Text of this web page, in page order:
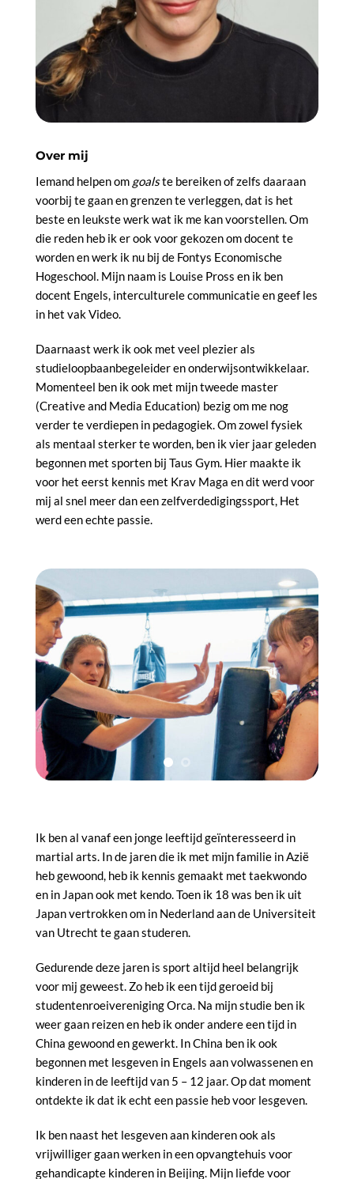
Over mij
Iemand helpen om goalste bereiken of zelfs daaraan
voorbij te gaan en grenzen te verleggen, dat is het
beste en leukste werk wat ik me kan voorstellen. Om
die reden heb ik er ook voor gekozen om docent te
worden en werk ik nu bij de Fontys Economische
Hogeschool. Mijn naam is Louise Pross en ik ben
docent Engels, interculturele communicatie en geef les
in het vak Video.
Daarnaast werk ik ook met veel plezier als
studieloopbaanbegeleider en onderwijsontwikkelaar.
Momenteel ben ik ook met mijn tweede master
(Creative and Media Education) bezig om me nog
verder te verdiepen in pedagogiek. Om zowel fysiek
als mentaal sterker te worden, ben ik vier jaar geleden
begonnen met sporten bij Taus Gym. Hier maakte ik
voor het eerst kennis met Krav Maga en dit werd voor
mij al snel meer dan een zelfverdedigingssport, Het
werd een echte passie.
Ik ben al vanaf een jonge leeftijd geïnteresseerd in
martial arts. In de jaren die ik met mijn familie in Azië
heb gewoond, heb ik kennis gemaakt met taekwondo
en in Japan ook met kendo. Toen ik 18 was ben ik uit
Japan vertrokken om in Nederland aan de Universiteit
van Utrecht te gaan studeren.
Gedurende deze jaren is sport altijd heel belangrijk
voor mij geweest. Zo heb ik een tijd geroeid bij
studentenroeivereniging Orca. Na mijn studie ben ik
weer gaan reizen en heb ik onder andere een tijd in
China gewoond en gewerkt. In China ben ik ook
begonnen met lesgeven in Engels aan volwassenen en
kinderen in de leeftijd van 5 – 12 jaar. Op dat moment
ontdekte ik dat ik echt een passie heb voor lesgeven.
Ik ben naast het lesgeven aan kinderen ook als
vrijwilliger gaan werken in een opvangtehuis voor
gehandicapte kinderen in Beijing. Mijn liefde voor